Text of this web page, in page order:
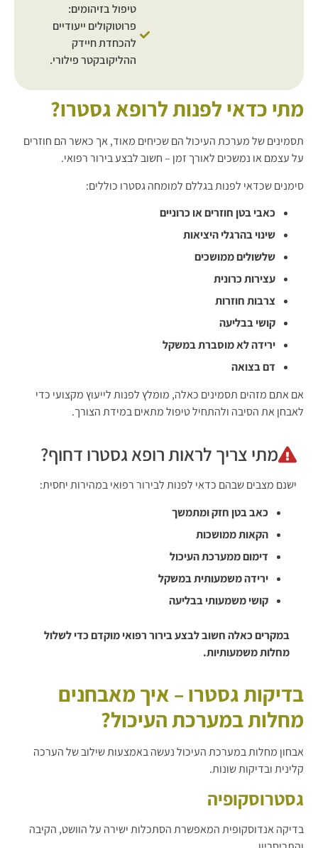
טיפול בזיהומים:
פרוטוקולים ייעודיים
להכחדת חיידק
ההליקובקטר פילורי.
מתי כדאי לפנות לרופא גסטרו?
תסמינים של מערכת העיכול הם שכיחים מאוד, אך כאשר הם חוזרים
על עצמם או נמשכים לאורך זמן – חשוב לבצע בירור רפואי.
סימנים שכדאי לפנות בגללם למומחה גסטרו כוללים:
כאבי בטן חוזרים או כרוניים
שינוי בהרגלי היציאות
שלשולים ממושכים
עצירות כרונית
צרבות חוזרות
קושי בבליעה
ירידה לא מוסברת במשקל
דם בצואה
אם אתם מזהים תסמינים כאלה, מומלץ לפנות לייעוץ מקצועי כדי
לאבחן את הסיבה ולהתחיל טיפול מתאים במידת הצורך.
מתי צריך לראות רופא גסטרו דחוף?
ישנם מצבים שבהם כדאי לפנות לבירור רפואי במהירות יחסית:
כאב בטן חזק ומתמשך
הקאות ממושכות
דימום ממערכת העיכול
ירידה משמעותית במשקל
קושי משמעותי בבליעה
במקרים כאלה חשוב לבצע בירור רפואי מוקדם כדי לשלול
מחלות משמעותיות.
בדיקות גסטרו – איך מאבחנים
מחלות במערכת העיכול?
אבחון מחלות במערכת העיכול נעשה באמצעות שילוב של הערכה
קלינית ובדיקות שונות.
גסטרוסקופיה
בדיקה אנדוסקופית המאפשרת הסתכלות ישירה על הוושט, הקיבה